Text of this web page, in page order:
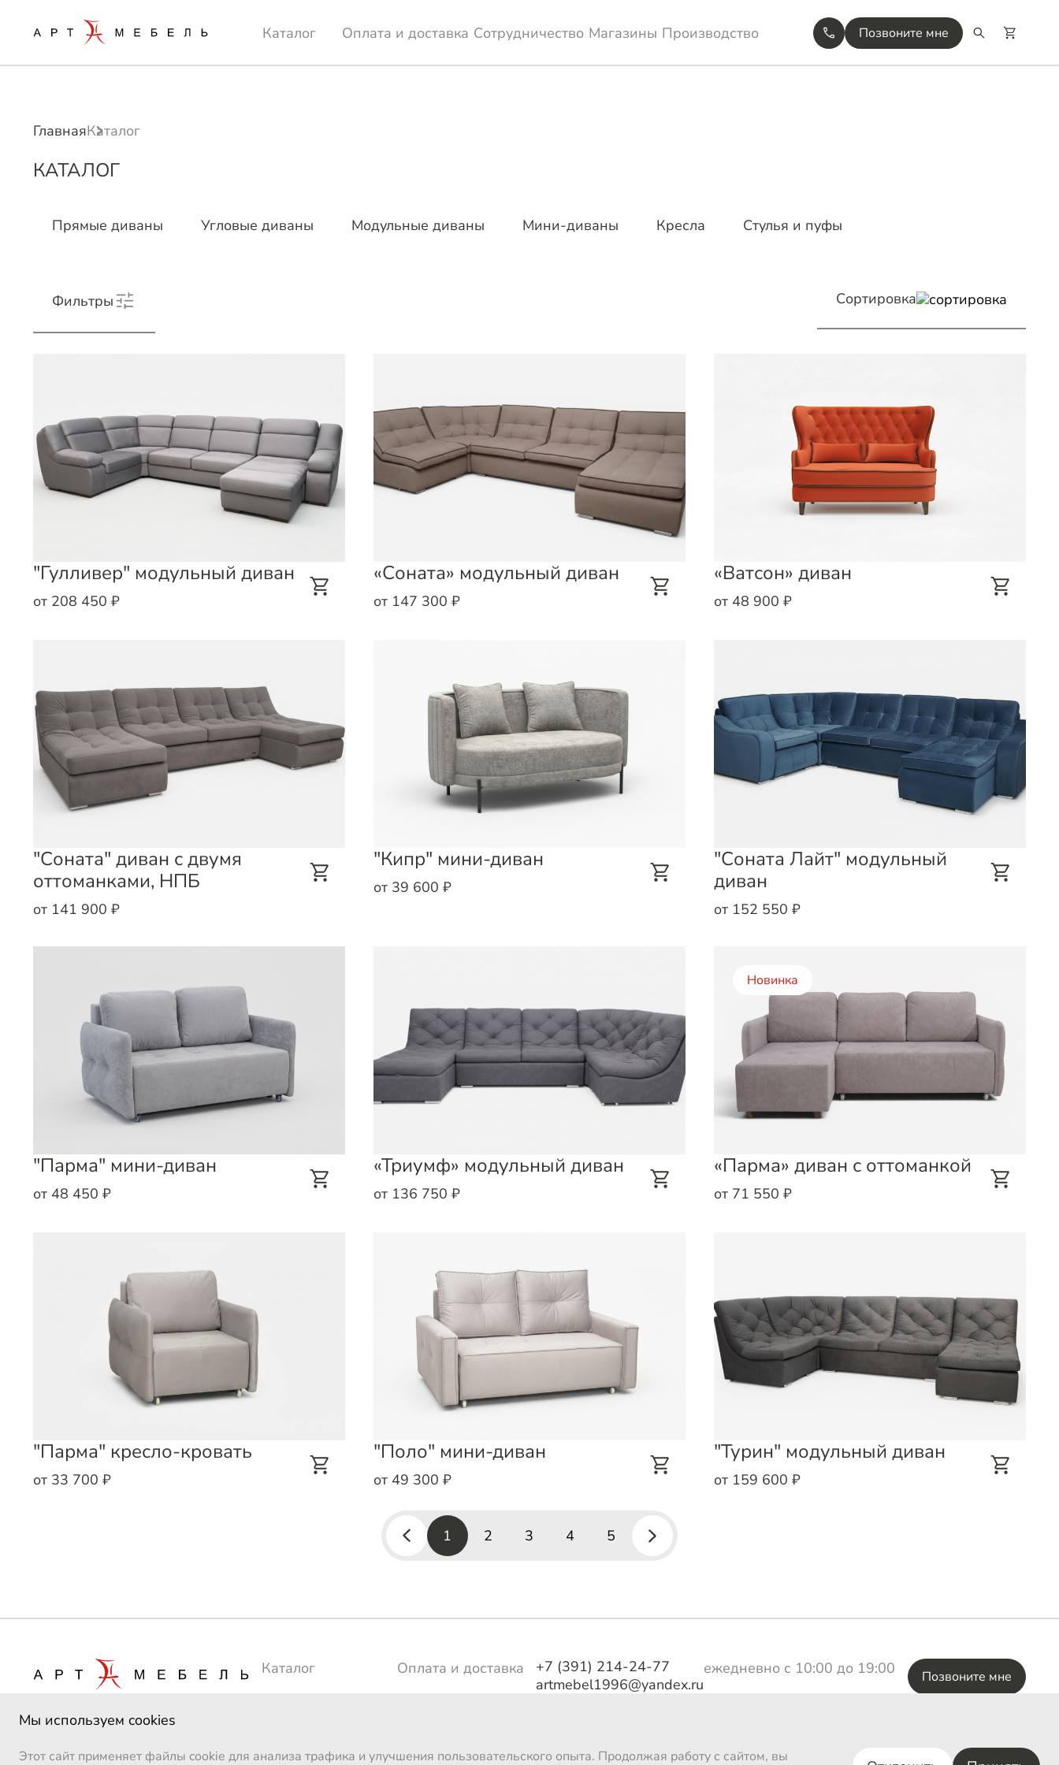
Каталог Оплата и доставка Сотрудничество Магазины Производство Позвоните мне
ГлавнаяКаталог
КАТАЛОГ
Прямые диваны Угловые диваны Модульные диваны Мини-диваны Кресла Стулья и пуфы
Фильтры Сортировка
"Гулливер" модульный диван
от 208 450 ₽
«Соната» модульный диван
от 147 300 ₽
«Ватсон» диван
от 48 900 ₽
"Соната" диван с двумя
оттоманками, НПБ
от 141 900 ₽
"Кипр" мини-диван
от 39 600 ₽
"Соната Лайт" модульный
диван
от 152 550 ₽
"Парма" мини-диван
от 48 450 ₽
«Триумф» модульный диван
от 136 750 ₽
Новинка
«Парма» диван с оттоманкой
от 71 550 ₽
"Парма" кресло-кровать
от 33 700 ₽
"Поло" мини-диван
от 49 300 ₽
"Турин" модульный диван
от 159 600 ₽
1 2 3 4 5
Каталог
Оплата и доставка
+7 (391) 214-24-77
artmebel1996@yandex.ru
ежедневно с 10:00 до 19:00 Позвоните мне
Мы используем cookies
Этот сайт применяет файлы cookie для анализа трафика и улучшения пользовательского опыта. Продолжая работу с сайтом, вы